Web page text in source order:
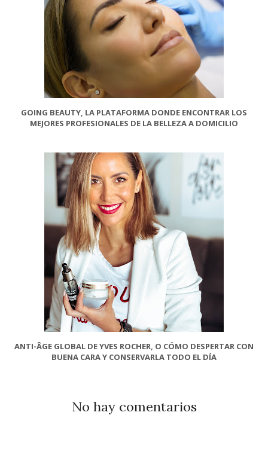
GOING BEAUTY, LA PLATAFORMA DONDE ENCONTRAR LOS
MEJORES PROFESIONALES DE LA BELLEZA A DOMICILIO
ANTI-ÂGE GLOBAL DE YVES ROCHER, O CÓMO DESPERTAR CON
BUENA CARA Y CONSERVARLA TODO EL DÍA
No hay comentarios